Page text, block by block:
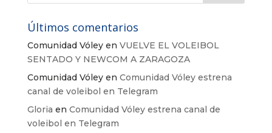
Últimos comentarios
Comunidad Vóleyen VUELVE EL VOLEIBOL
SENTADO Y NEWCOM A ZARAGOZA
Comunidad Vóleyen Comunidad Vóley estrena
canal de voleibol en Telegram
Gloria en Comunidad Vóley estrena canal de
voleibol en Telegram